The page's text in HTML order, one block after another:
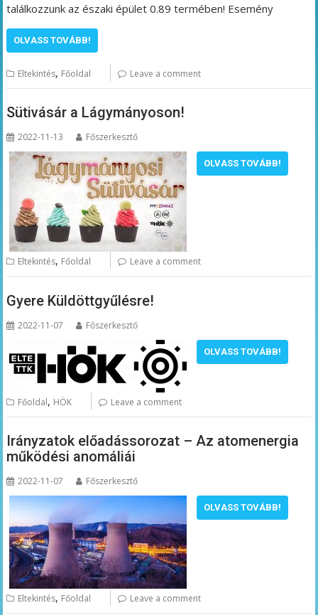
találkozzunk az északi épület 0.89 termében! Esemény
OLVASS TOVÁBB!
Eltekintés, Főoldal Leave a comment
Sütivásár a Lágymányoson!
2022-11-13 Főszerkesztő
OLVASS TOVÁBB!
Eltekintés, Főoldal Leave a comment
Gyere Küldöttgyűlésre!
2022-11-07 Főszerkesztő
OLVASS TOVÁBB!
Főoldal, HÖK Leave a comment
Irányzatok előadássorozat – Az atomenergia
működési anomáliái
2022-11-07 Főszerkesztő
OLVASS TOVÁBB!
Eltekintés, Főoldal Leave a comment